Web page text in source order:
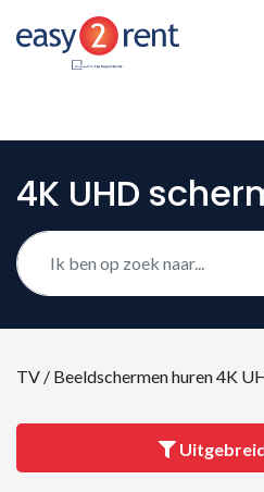
4K UHD
TV / Beeldschermen huren4K